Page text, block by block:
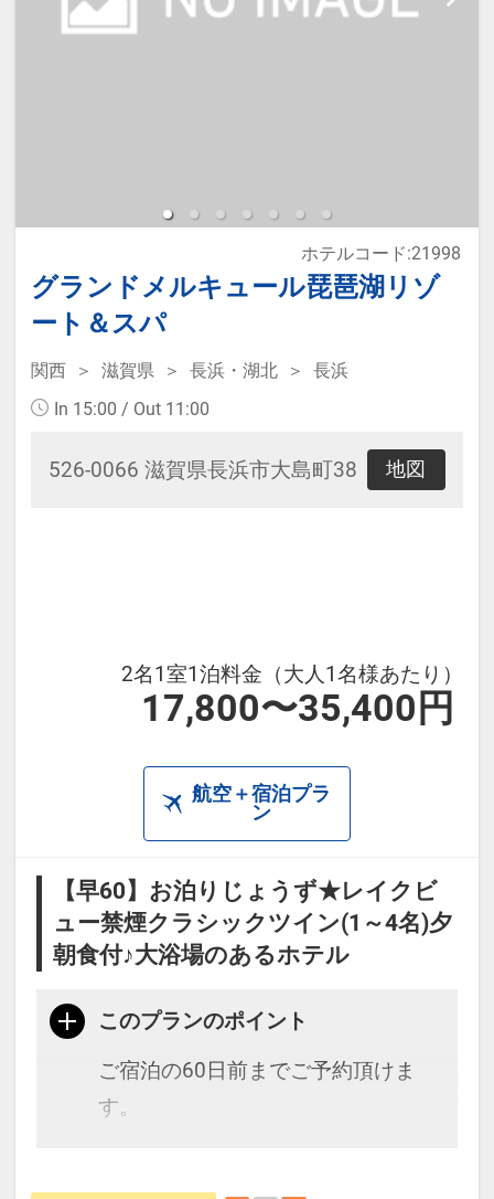
グランドメルキュール琵琶湖リゾ
ート＆スパ
ホテルコード:21998
関西 滋賀県 長浜・湖北
長浜
In 15:00 / Out 11:00
526-0066 滋賀県長浜市大島町38 地図
2名1室1泊料金（大人1名様あたり）
17,800〜35,400円
航空＋宿泊プラ
ン
【早60】お泊りじょうず★レイクビ
ュー禁煙クラシックツイン(1～4名)夕
朝食付♪大浴場のあるホテル
このプランのポイント
ご宿泊の60日前までご予約頂けま
す。